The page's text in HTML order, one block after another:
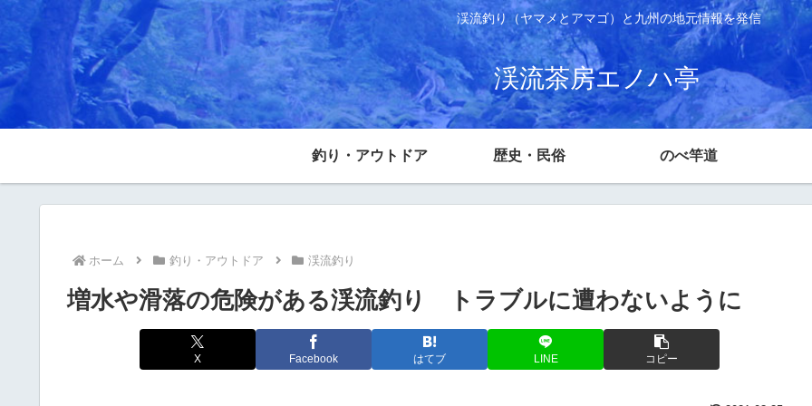
渓流釣り（ヤマメとアマゴ）と九州の地元情報を発信
渓流茶房エノハ亭
釣り・アウトドア 歴史・民俗 のべ竿道
ホーム 釣り・アウトドア 渓流釣り
増水や滑落の危険がある渓流釣り トラブルに遭わないように
X Facebook はてブ LINE コピー